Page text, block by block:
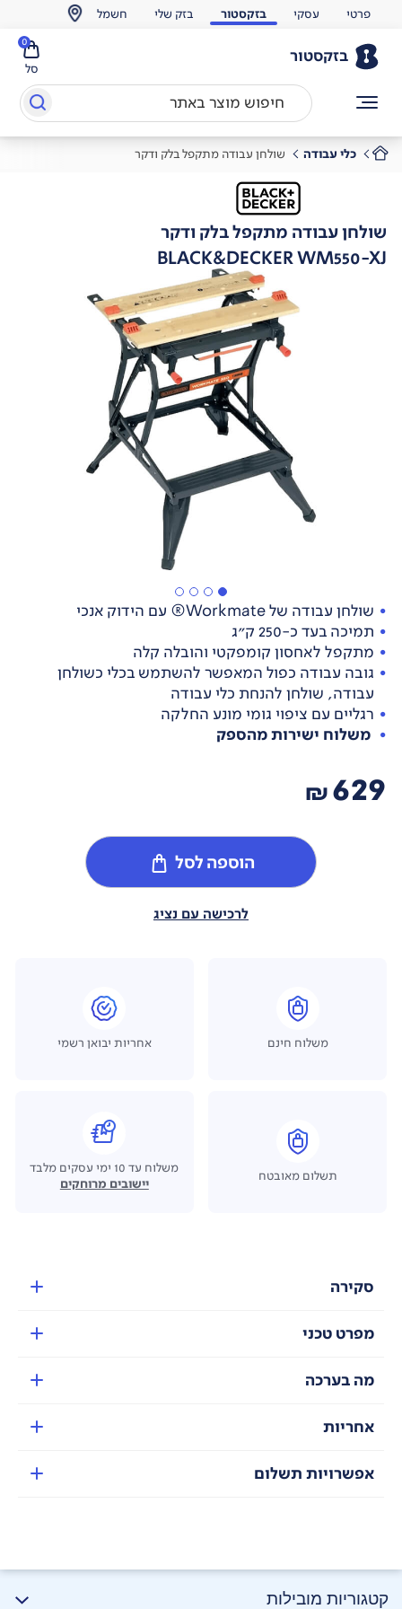
פרטי עסקי בזקסטור בזק שלי חשמל
בזקסטור
סל
0
כלי עבודה שולחן עבודה מתקפל בלק ודקר
שולחן עבודה מתקפל בלק ודקר
BLACK&DECKER WM550-XJ
שולחן עבודה של Workmate® עם הידוק אנכי
תמיכה בעד כ-250 ק"ג
מתקפל לאחסון קומפקטי והובלה קלה
גובה עבודה כפול המאפשר להשתמש בכלי כשולחן
עבודה, שולחן להנחת כלי עבודה
רגליים עם ציפוי גומי מונע החלקה
משלוח ישירות מהספק
629
₪
הוספה לסל
לרכישה עם נציג
משלוח חינם אחריות יבואן רשמי
תשלום מאובטח
משלוח עד 10 ימי עסקים מלבד
יישובים מרוחקים
סקירה
מפרט טכני
מה בערכה
אחריות
אפשרויות תשלום
קטגוריות מובילות